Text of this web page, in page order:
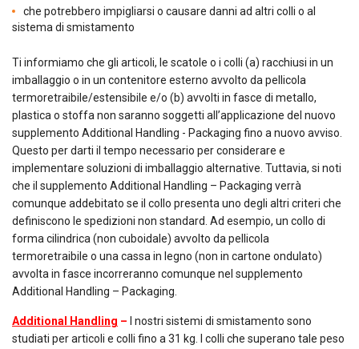
che potrebbero impigliarsi o causare danni ad altri colli o al
sistema di smistamento
Ti informiamo che gli articoli, le scatole o i colli (a) racchiusi in un
imballaggio o in un contenitore esterno avvolto da pellicola
termoretraibile/estensibile e/o (b) avvolti in fasce di metallo,
plastica o stoffa non saranno soggetti all’applicazione del nuovo
supplemento Additional Handling - Packaging fino a nuovo avviso.
Questo per darti il tempo necessario per considerare e
implementare soluzioni di imballaggio alternative. Tuttavia, si noti
che il supplemento Additional Handling – Packaging verrà
comunque addebitato se il collo presenta uno degli altri criteri che
definiscono le spedizioni non standard. Ad esempio, un collo di
forma cilindrica (non cuboidale) avvolto da pellicola
termoretraibile o una cassa in legno (non in cartone ondulato)
avvolta in fasce incorreranno comunque nel supplemento
Additional Handling – Packaging.
Additional Handling –
I nostri sistemi di smistamento sono
studiati per articoli e colli fino a 31 kg. I colli che superano tale peso